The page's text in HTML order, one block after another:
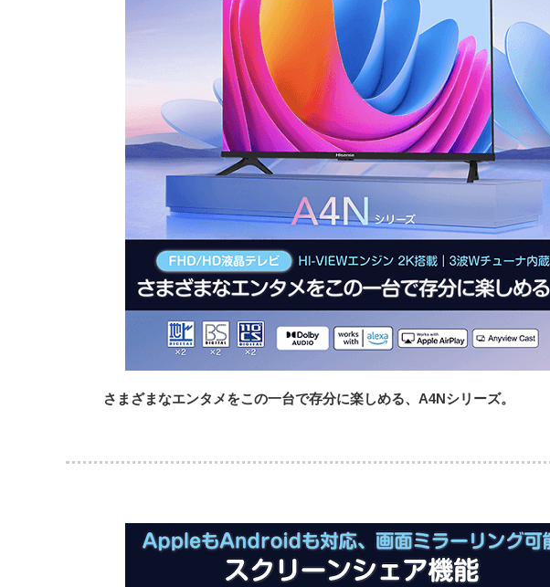
さまざまなエンタメをこの一台で存分に楽しめる、A4Nシリーズ。